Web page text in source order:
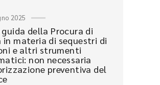
2025
guida della Procura di
in materia di sequestri di
e altri strumenti
non necessaria
preventiva del